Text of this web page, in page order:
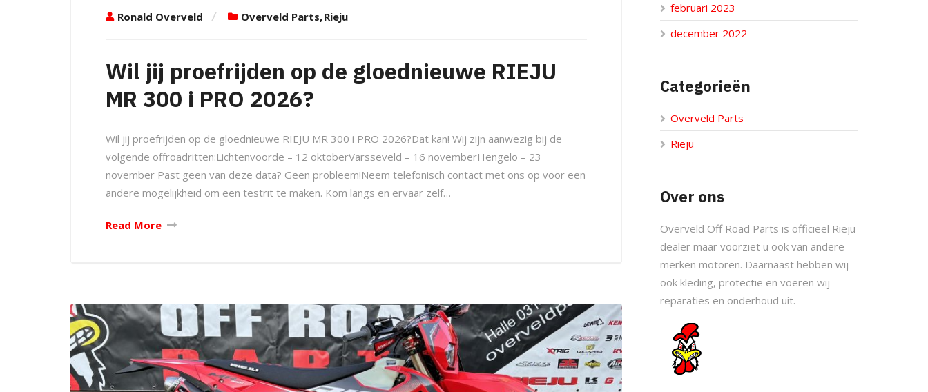
Ronald Overveld Overveld Parts,Rieju
Wil jij proefrijden op de gloednieuwe RIEJU
MR 300 i PRO 2026?
Wil jij proefrijden op de gloednieuwe RIEJU MR 300 i PRO 2026?Dat kan! Wij zijn aanwezig bij de
volgende offroadritten:Lichtenvoorde – 12 oktoberVarsseveld – 16 novemberHengelo – 23
november Past geen van deze data? Geen probleem!Neem telefonisch contact met ons op voor een
andere mogelijkheid om een testrit te maken. Kom langs en ervaar zelf…
Read More
februari 2023
december 2022
Categorieën
Overveld Parts
Rieju
Over ons
Overveld Off Road Parts is officieel Rieju
dealer maar voorziet u ook van andere
merken motoren. Daarnaast hebben wij
ook kleding, protectie en voeren wij
reparaties en onderhoud uit.